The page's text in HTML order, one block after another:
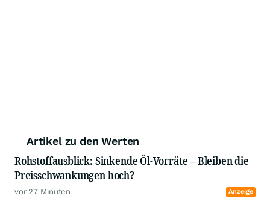
Artikel zu den Werten
Rohstoffausblick: Sinkende Öl-Vorräte – Bleiben die
Preisschwankungen hoch?
vor 27 Minuten Anzeige